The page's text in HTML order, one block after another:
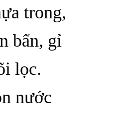
trong,
bẩn, gỉ
lọc.
nước